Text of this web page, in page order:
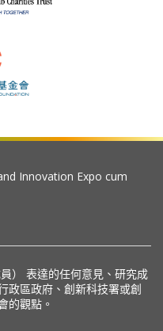
Innovation Expo cum
） 表達的任何意見、研究成
政區政府、創新科技署或創
的觀點。